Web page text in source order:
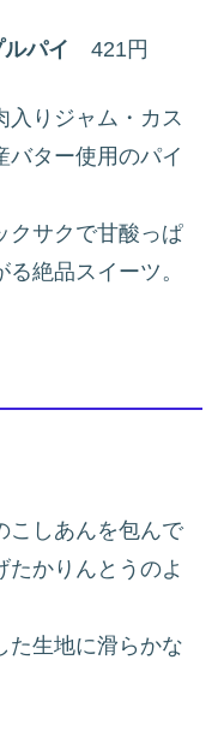
パイ 421円
入りジャム・カス
バター使用のパイ
クサクで甘酸っぱ
絶品スイーツ。
こしあんを包んで
かりんとうのよ
た生地に滑らかな